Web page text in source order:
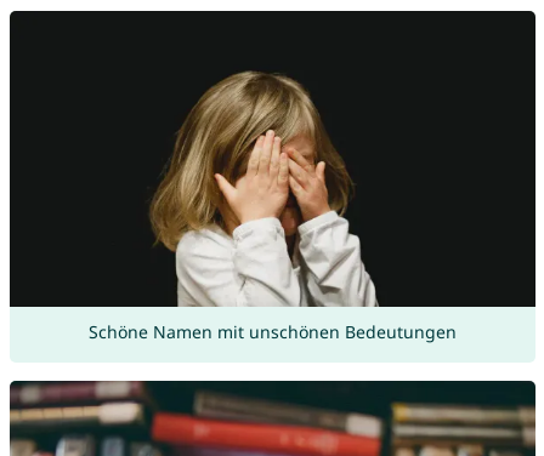
Schöne Namen mit unschönen Bedeutungen